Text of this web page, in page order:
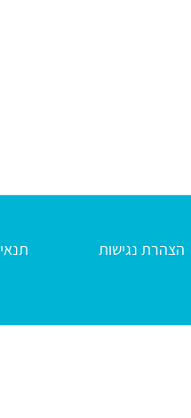
הצהרת נגישות